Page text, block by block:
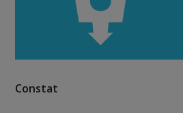
Constat